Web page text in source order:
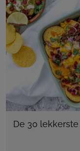
De 30